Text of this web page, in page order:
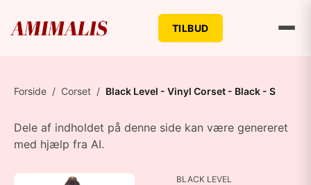
TILBUD
Forside / Corset / Black Level - Vinyl Corset - Black - S
Dele af indholdet på denne side kan være genereret
med hjælp fra AI.
BLACK LEVEL